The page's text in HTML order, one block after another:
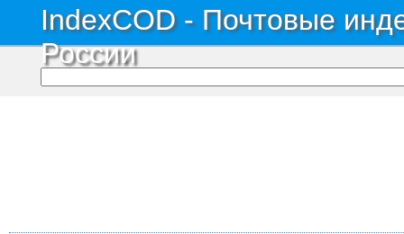
IndexCOD - Почтовые
России